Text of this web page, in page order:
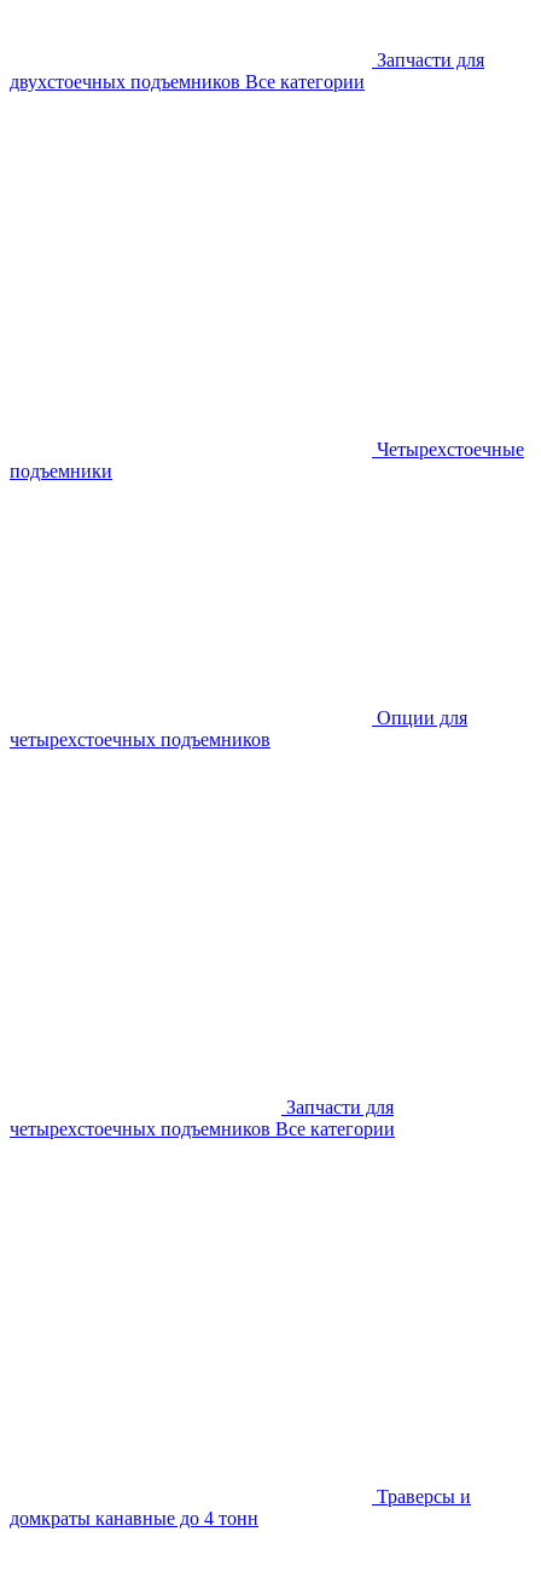
Запчасти для
двухстоечных подъемников Все категории
Четырехстоечные
подъемники
Опции для
четырехстоечных подъемников
Запчасти для
четырехстоечных подъемников Все категории
Траверсы и
домкраты канавные до 4 тонн